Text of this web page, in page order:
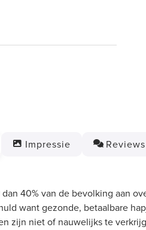
Impressie Reviews
40% van de bevolking aan
want gezonde, betaalbare
zijn niet of nauwelijks te